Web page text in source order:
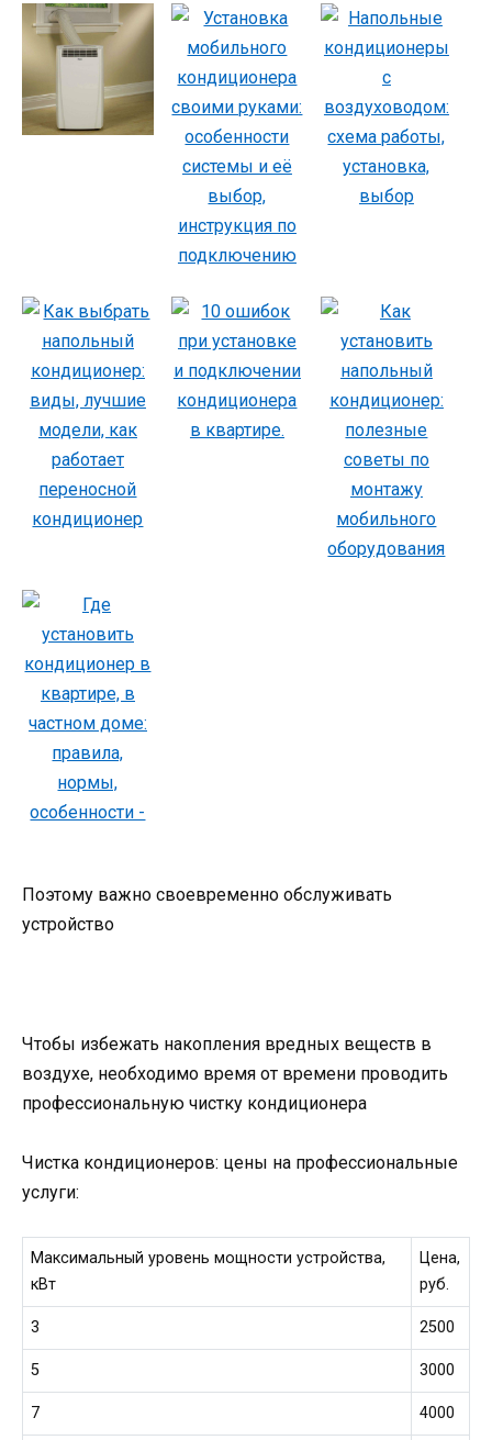
Поэтому важно своевременно обслуживать
устройство
Чтобы избежать накопления вредных веществ в
воздухе, необходимо время от времени проводить
профессиональную чистку кондиционера
Чистка кондиционеров: цены на профессиональные
услуги:
Максимальный уровень мощности устройства,
кВт
Цена,
руб.
3 2500
5 3000
7 4000